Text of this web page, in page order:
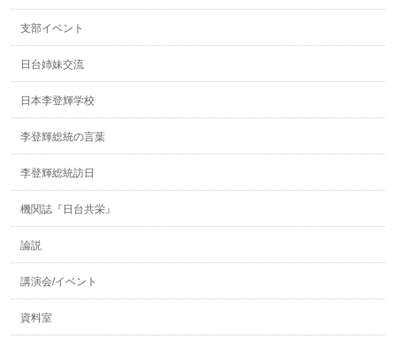
支部イベント
日台姉妹交流
日本李登輝学校
李登輝総統の言葉
李登輝総統訪日
機関誌『日台共栄』
論説
講演会/イベント
資料室